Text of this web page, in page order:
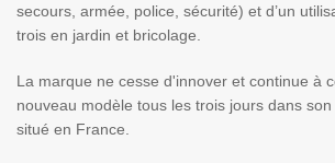
secours, armée, police, sécurité) et d’un
trois en jardin et bricolage.
La marque ne cesse d'innover et continue à
nouveau modèle tous les trois jours dans
situé en France.